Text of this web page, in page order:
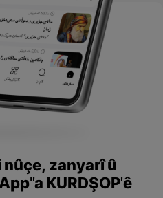
zanyarî û
KURDŞOP'ê